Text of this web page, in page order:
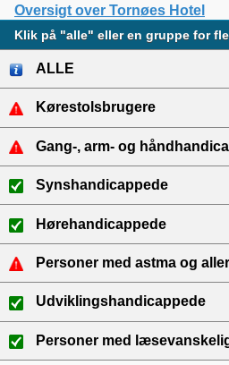
Oversigt over Tornøes Hotel
Klik på "alle" eller en gruppe for
ALLE
Kørestolsbrugere
Gang-, arm- og
Synshandicappede
Hørehandicappede
Personer med astma og
Udviklingshandicappede
Personer med